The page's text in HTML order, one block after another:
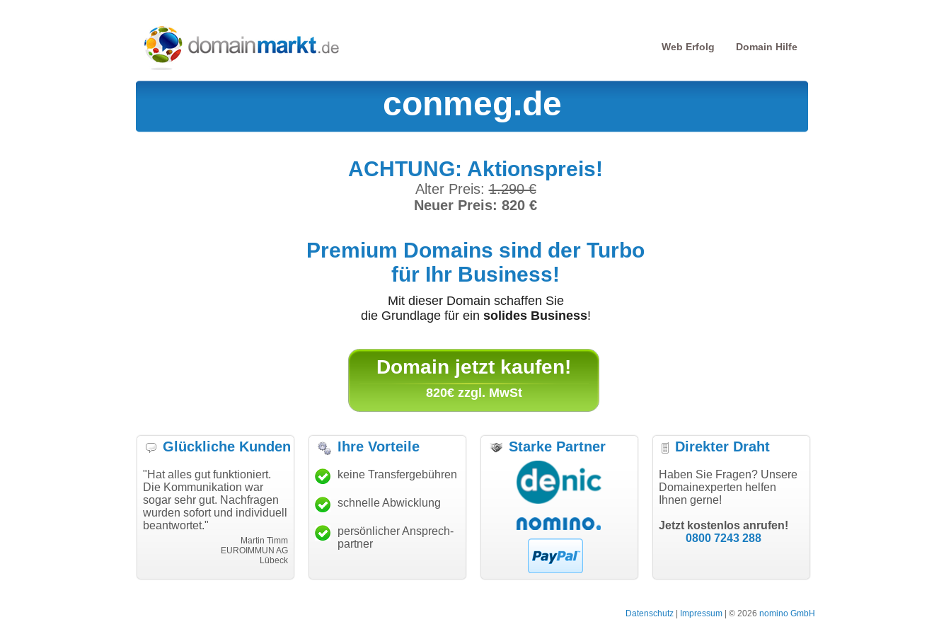
Web Erfolg Domain Hilfe
conmeg.de
ACHTUNG: Aktionspreis!
Alter Preis:1.290 €
Neuer Preis: 820 €
Premium Domains sind der Turbo
für Ihr Business!
Mit dieser Domain schaffen Sie
die Grundlage für ein solides Business!
Domain jetzt kaufen!
820€ zzgl. MwSt
Glückliche Kunden
"Hat alles gut funktioniert.
Die Kommunikation war
sogar sehr gut. Nachfragen
wurden sofort und individuell
beantwortet."
Martin Timm
EUROIMMUN AG
Lübeck
"Danke für den schnellen
Transfer und guten Service!"
Thomas Schäfer
i can eckert communication GmbH
"Ich bin dankbar, meine
Wunschdomain gefunden zu
haben. Die Domain passt für
hundertprozentig."
Janina Köck
Leben im Einklang
leben-im-einklang.de
"Super Abwicklung, vielen
modern software GbR
Landau an der Isar
"Vielen Dank für den
Ihre Vorteile
keine Transfergebühren
schnelle Abwicklung
persönlicher Ansprech-
partner
Starke Partner Direkter Draht
Haben Sie Fragen? Unsere
Domainexperten helfen
Ihnen gerne!
Jetzt kostenlos anrufen!
0800 7243 288
Datenschutz Impressum | © 2026 nomino GmbH